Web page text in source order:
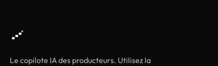
Le copilote IA des producteurs. Utilisez la